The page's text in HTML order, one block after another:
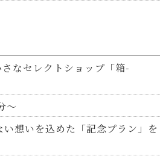
なセレクトショップ「箱-
～
い想いを込めた「記念プラン」を